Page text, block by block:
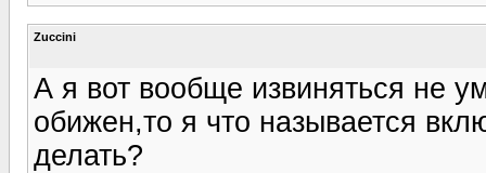
Zuccini
А я вот вообще извиняться не
обижен,то я что называется
делать?